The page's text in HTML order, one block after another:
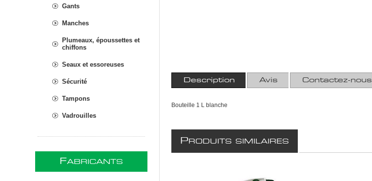
Description Avis Contactez-nous
Bouteille 1 L blanche
PRODUITS SIMILAIRES
Gants
Manches
Plumeaux, époussettes et
chiffons
Seaux et essoreuses
Sécurité
Tampons
Vadrouilles
FABRICANTS